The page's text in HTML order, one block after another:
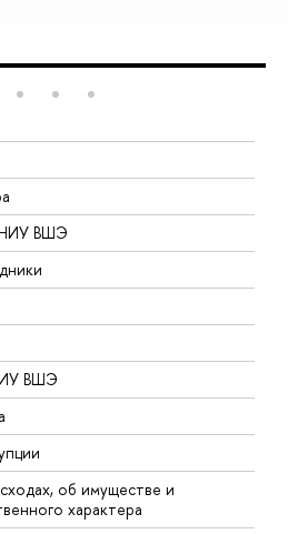
НИУ ВШЭ
ВШЭ
об имуществе и
характера